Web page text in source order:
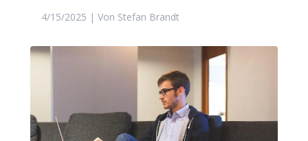
4/15/2025 | Von Stefan Brandt